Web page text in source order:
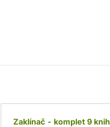
Zaklínač - komplet 9 knih